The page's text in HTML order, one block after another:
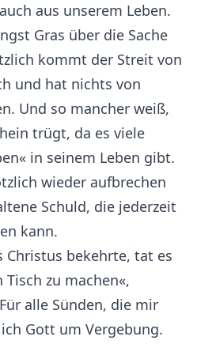
aus unserem Leben.
Gras über die Sache
kommt der Streit von
und hat nichts von
Und so mancher weiß,
trügt, da es viele
in seinem Leben gibt.
wieder aufbrechen
Schuld, die jederzeit
kann.
Christus bekehrte, tat es
zu machen«,
alle Sünden, die mir
Gott um Vergebung.